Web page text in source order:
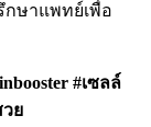
กษาแพทย์เพื่อ
#เซลล์
วย